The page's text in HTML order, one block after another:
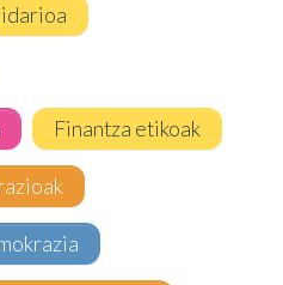
Finantza etikoak